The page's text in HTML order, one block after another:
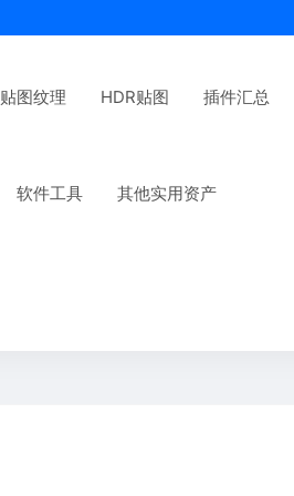
贴图纹理 HDR贴图 插件汇总
软件工具 其他实用资产